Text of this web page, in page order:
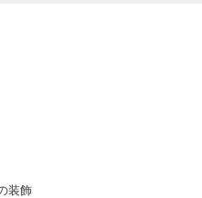
装飾